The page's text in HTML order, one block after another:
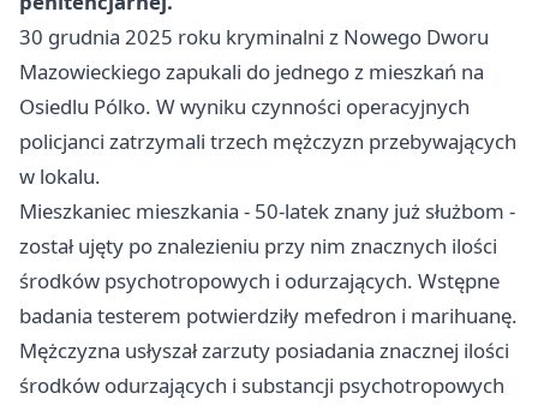
30 grudnia 2025 roku kryminalni z Nowego Dworu
Mazowieckiego zapukali do jednego z mieszkań na
Osiedlu Pólko. W wyniku czynności operacyjnych
policjanci zatrzymali trzech mężczyzn przebywających
w lokalu.
Mieszkaniec mieszkania - 50-latek znany już służbom -
został ujęty po znalezieniu przy nim znacznych ilości
środków psychotropowych i odurzających. Wstępne
badania testerem potwierdziły mefedron i marihuanę.
Mężczyzna usłyszał zarzuty posiadania znacznej ilości
środków odurzających i substancji psychotropowych